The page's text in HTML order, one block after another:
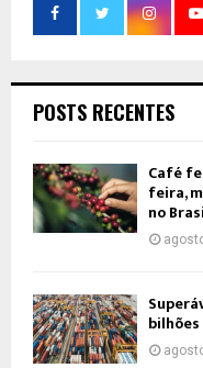
POSTS RECENTES
Café
feira,
no